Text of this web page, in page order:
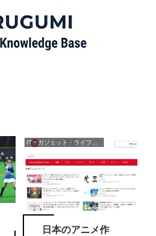
IT・ガジェット・ライフスタイル
日本のアニメ作